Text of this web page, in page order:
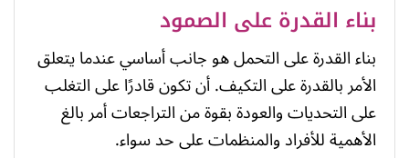
بناء القدرة على الصمود
بناء القدرة على التحمل هو جانب أساسي عندما يتعلق
الأمر بالقدرة على التكيف. أن تكون قادرًا على التغلب
على التحديات والعودة بقوة من التراجعات أمر بالغ
الأهمية للأفراد والمنظمات على حد سواء.